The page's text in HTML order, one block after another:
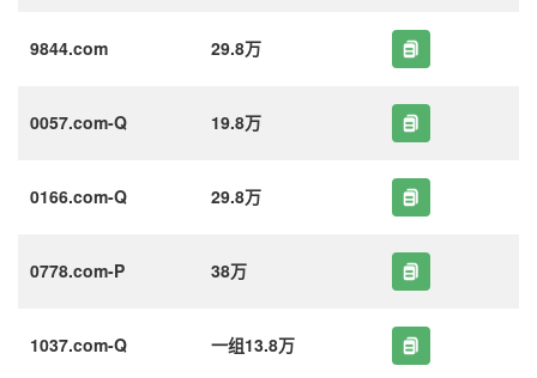
9844.com 29.8万
0057.com-Q 19.8万
0166.com-Q 29.8万
0778.com-P 38万
1037.com-Q 一组13.8万